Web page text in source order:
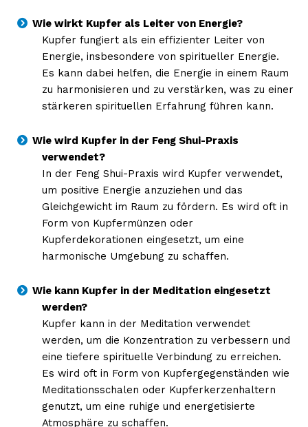
Wie wirkt Kupfer als Leiter von Energie?
Kupfer fungiert als ein effizienter Leiter von
Energie, insbesondere von spiritueller Energie.
Es kann dabei helfen, die Energie in einem Raum
zu harmonisieren und zu verstärken, was zu einer
stärkeren spirituellen Erfahrung führen kann.
Wie wird Kupfer in der Feng Shui-Praxis
verwendet?
In der Feng Shui-Praxis wird Kupfer verwendet,
um positive Energie anzuziehen und das
Gleichgewicht im Raum zu fördern. Es wird oft in
Form von Kupfermünzen oder
Kupferdekorationen eingesetzt, um eine
harmonische Umgebung zu schaffen.
Wie kann Kupfer in der Meditation eingesetzt
werden?
Kupfer kann in der Meditation verwendet
werden, um die Konzentration zu verbessern und
eine tiefere spirituelle Verbindung zu erreichen.
Es wird oft in Form von Kupfergegenständen wie
Meditationsschalen oder Kupferkerzenhaltern
genutzt, um eine ruhige und energetisierte
Atmosphäre zu schaffen.